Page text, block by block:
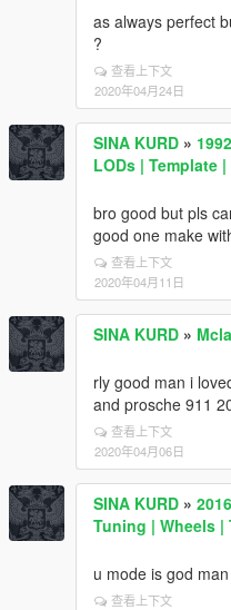
as always perfect
?
查看上下文
2020年04月24日
SINA KURD »
LODs | Template
bro good but pls
good one make
查看上下文
2020年04月11日
SINA KURD »
rly good man i
and prosche 911
查看上下文
2020年04月06日
SINA KURD »
Tuning | Wheels |
u mode is god
查看上下文